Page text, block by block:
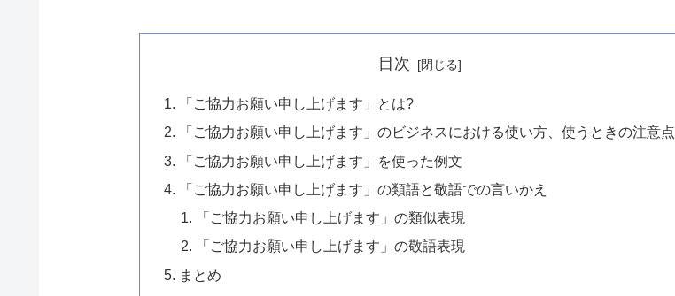
目次
「ご協力お願い申し上げます」とは?
「ご協力お願い申し上げます」のビジネスにおける使い方、使うときの注意点
「ご協力お願い申し上げます」を使った例文
「ご協力お願い申し上げます」の類語と敬語での言いかえ
「ご協力お願い申し上げます」の類似表現
「ご協力お願い申し上げます」の敬語表現
まとめ